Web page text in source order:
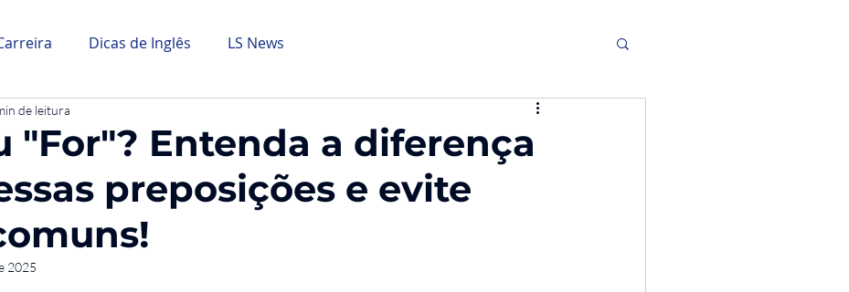
Dicas de Inglês LS News
"For"? Entenda a diferença
preposições e evite
de leitura
2025